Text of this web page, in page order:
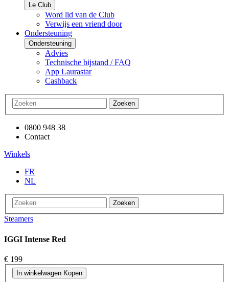
Le Club
Word lid van de Club
Verwijs een vriend door
Ondersteuning
Ondersteuning
Advies
Technische bijstand / FAQ
App Laurastar
Cashback
Zoeken
0800 948 38
Contact
Winkels
FR
NL
Zoeken
Steamers
IGGI Intense Red
€ 199
In winkelwagen Kopen